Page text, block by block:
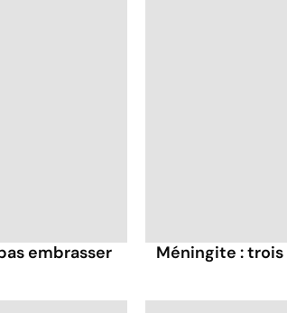
embrasser
Méningite :